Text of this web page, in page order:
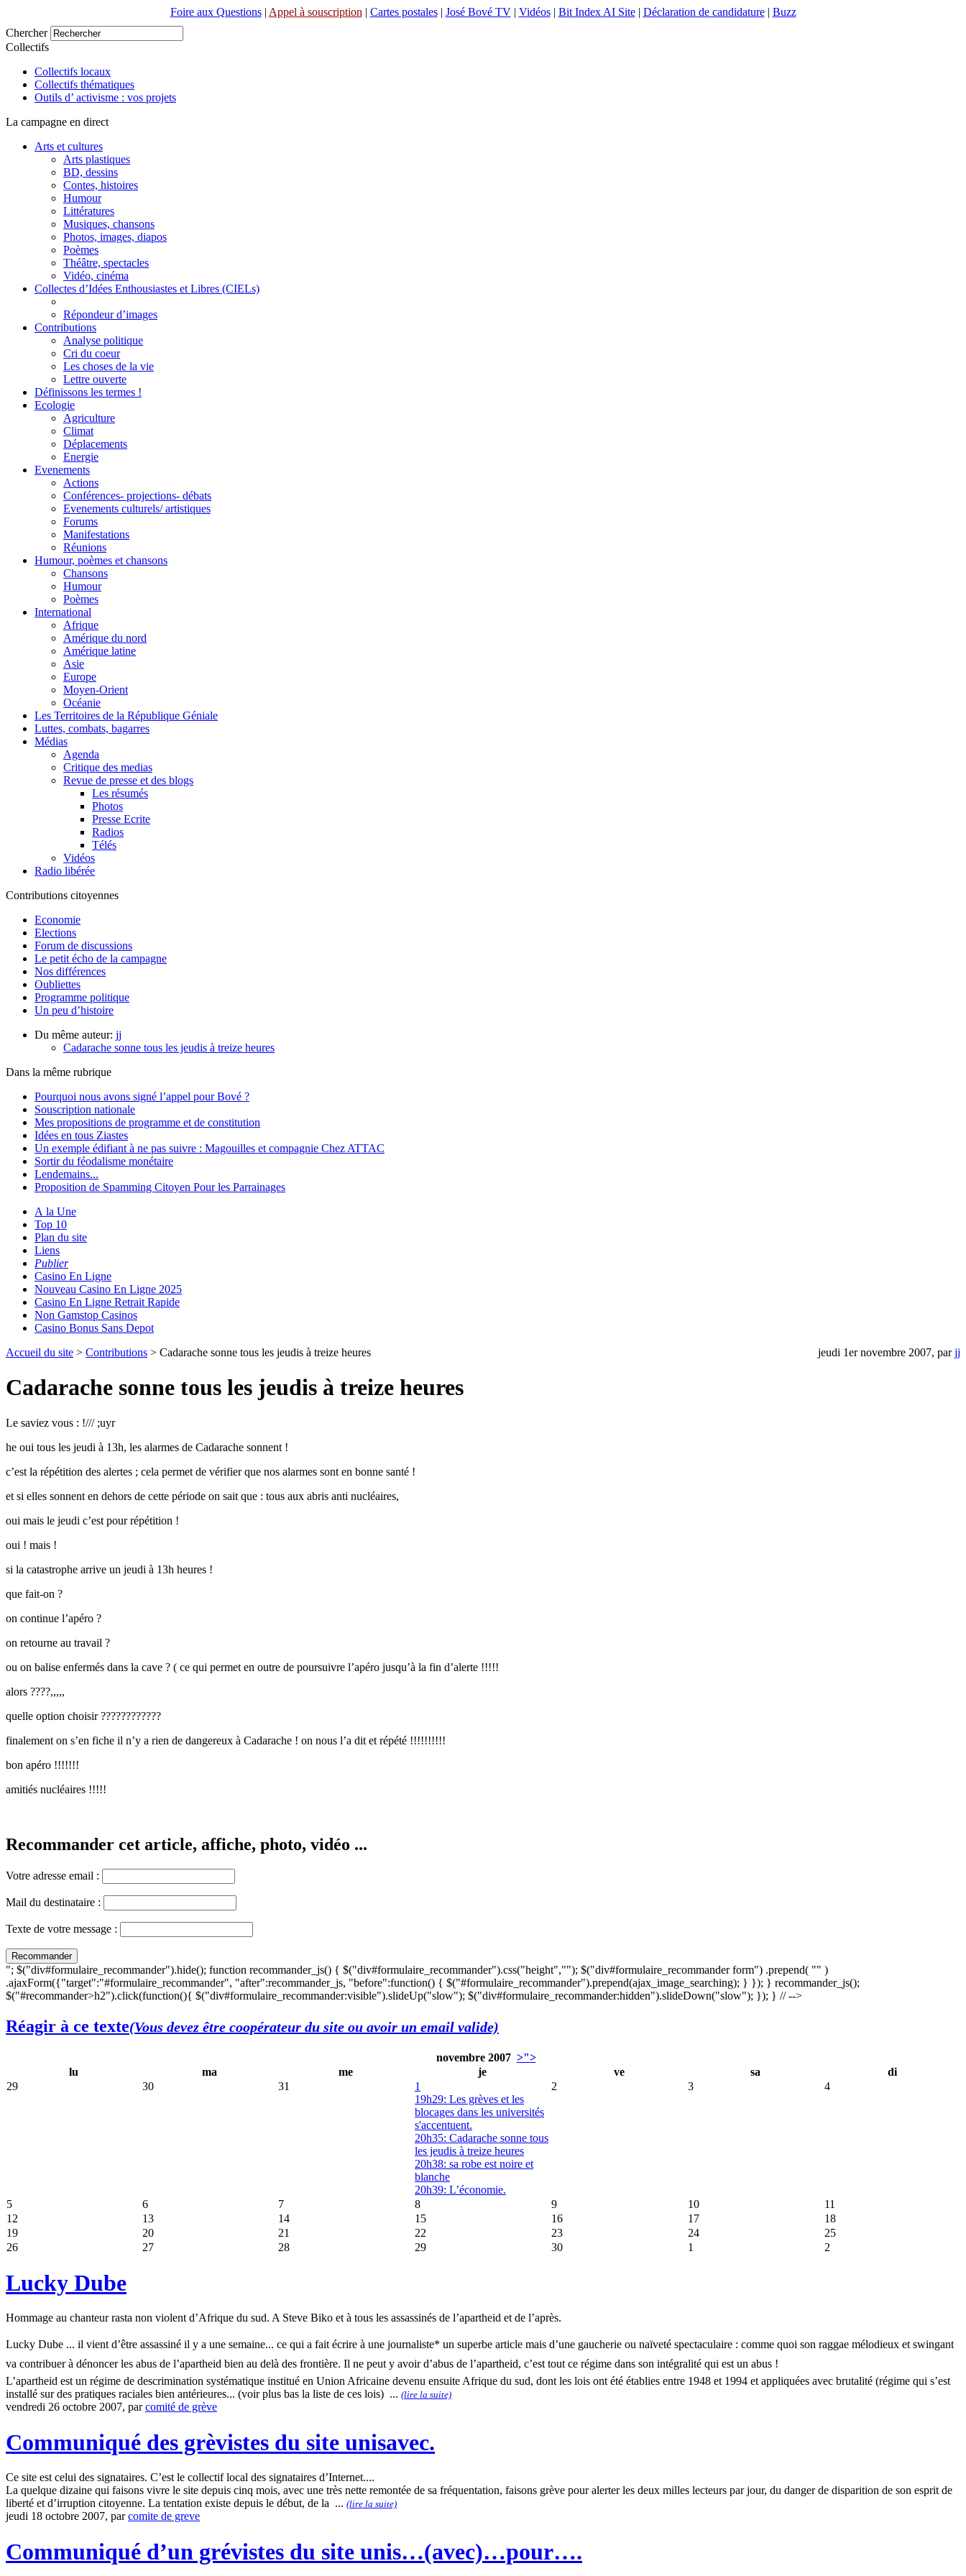
Foire aux Questions| Appel à souscription | Cartes postales| José Bové TV| Vidéos| Bit Index AI Site| Déclaration de candidature| Buzz
Chercher
Collectifs
Collectifs locaux
Collectifs thématiques
Outils d’ activisme : vos projets
La campagne en direct
Arts et cultures
Arts plastiques
BD, dessins
Contes, histoires
Humour
Littératures
Musiques, chansons
Photos, images, diapos
Poèmes
Théâtre, spectacles
Vidéo, cinéma
Collectes d’Idées Enthousiastes et Libres (CIELs)
Répondeur d’images
Contributions
Analyse politique
Cri du coeur
Les choses de la vie
Lettre ouverte
Définissons les termes !
Ecologie
Agriculture
Climat
Déplacements
Energie
Evenements
Actions
Conférences- projections- débats
Evenements culturels/ artistiques
Forums
Manifestations
Réunions
Humour, poèmes et chansons
Chansons
Humour
Poèmes
International
Afrique
Amérique du nord
Amérique latine
Asie
Europe
Moyen-Orient
Océanie
Les Territoires de la République Géniale
Luttes, combats, bagarres
Médias
Agenda
Critique des medias
Revue de presse et des blogs
Les résumés
Photos
Presse Ecrite
Radios
Télés
Vidéos
Radio libérée
Contributions citoyennes
Economie
Elections
Forum de discussions
Le petit écho de la campagne
Nos différences
Oubliettes
Programme politique
Un peu d’histoire
Du même auteur: jj
Cadarache sonne tous les jeudis à treize heures
Dans la même rubrique
Pourquoi nous avons signé l’appel pour Bové ?
Souscription nationale
Mes propositions de programme et de constitution
Idées en tous Ziastes
Un exemple édifiant à ne pas suivre : Magouilles et compagnie Chez ATTAC
Sortir du féodalisme monétaire
Lendemains...
Proposition de Spamming Citoyen Pour les Parrainages
A la Une
Top 10
Plan du site
Liens
Publier
Casino En Ligne
Nouveau Casino En Ligne 2025
Casino En Ligne Retrait Rapide
Non Gamstop Casinos
Casino Bonus Sans Depot
Accueil du site > Contributions > Cadarache sonne tous les jeudis à treize heures jeudi 1er novembre 2007, parjj
Cadarache sonne tous les jeudis à treize heures
Le saviez vous : !/// ;uyr
he oui tous les jeudi à 13h, les alarmes de Cadarache sonnent !
c’est la répétition des alertes ; cela permet de vérifier que nos alarmes sont en bonne santé !
et si elles sonnent en dehors de cette période on sait que : tous aux abris anti nucléaires,
oui mais le jeudi c’est pour répétition !
oui ! mais !
si la catastrophe arrive un jeudi à 13h heures !
que fait-on ?
on continue l’apéro ?
on retourne au travail ?
ou on balise enfermés dans la cave ? ( ce qui permet en outre de poursuivre l’apéro jusqu’à la fin d’alerte !!!!!
alors ????,,,,,
quelle option choisir ????????????
finalement on s’en fiche il n’y a rien de dangereux à Cadarache ! on nous l’a dit et répété !!!!!!!!!!
bon apéro !!!!!!!
amitiés nucléaires !!!!!
Recommander cet article, affiche, photo, vidéo ...
Votre adresse email :
Mail du destinataire :
Texte de votre message :
"; $("div#formulaire_recommander").hide(); function recommander_js() { $("div#formulaire_recommander").css("height",""); $("div#formulaire_recommander form") .prepend( "" )
.ajaxForm({"target":"#formulaire_recommander", "after":recommander_js, "before":function() { $("#formulaire_recommander").prepend(ajax_image_searching); } }); } recommander_js();
$("#recommander>h2").click(function(){ $("div#formulaire_recommander:visible").slideUp("slow"); $("div#formulaire_recommander:hidden").slideDown("slow"); }); } // -->
Réagir à ce texte(Vous devez être coopérateur du site ou avoir un email valide)
novembre 2007 >">
lu
ma me je ve sa
di
29
30 31
1
19h29: Les grèves et les
blocages dans les universités
s'accentuent.
20h35: Cadarache sonne tous
les jeudis à treize heures
20h38: sa robe est noire et
blanche
20h39: L’économie.
2 3 4
5 6 7 8 9 10
11
12
13 14 15 16 17
18
19
20 21 22 23 24
25
26
27 28 29 30 1 2
Lucky Dube
Hommage au chanteur rasta non violent d’Afrique du sud. A Steve Biko et à tous les assassinés de l’apartheid et de l’après.
Lucky Dube ... il vient d’être assassiné il y a une semaine... ce qui a fait écrire à une journaliste* un superbe article mais d’une gaucherie ou naïveté spectaculaire : comme quoi son raggae mélodieux et swingant
va contribuer à dénoncer les abus de l’apartheid bien au delà des frontière. Il ne peut y avoir d’abus de l’apartheid, c’est tout ce régime dans son intégralité qui est un abus !
L’apartheid est un régime de descrimination systématique institué en Union Africaine devenu ensuite Afrique du sud, dont les lois ont été établies entre 1948 et 1994 et appliquées avec brutalité (régime qui s’est
installé sur des pratiques raciales bien antérieures... (voir plus bas la liste de ces lois) ... (lire la suite)
vendredi 26 octobre 2007, parcomité de grève
Communiqué des grèvistes du site unisavec.
Ce site est celui des signataires. C’est le collectif local des signataires d’Internet....
La quelque dizaine qui faisons vivre le site depuis cinq mois, avec une très nette remontée de sa fréquentation, faisons grève pour alerter les deux milles lecteurs par jour, du danger de disparition de son esprit de
liberté et d’irruption citoyenne. La tentation existe depuis le début, de la ... (lire la suite)
jeudi 18 octobre 2007, parcomite de greve
Communiqué d’un grévistes du site unis…(avec)…pour….